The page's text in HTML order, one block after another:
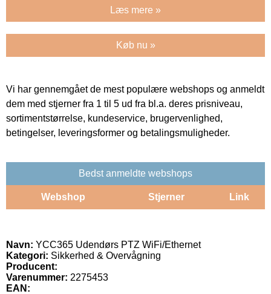
Læs mere »
Køb nu »
Vi har gennemgået de mest populære webshops og anmeldt
dem med stjerner fra 1 til 5 ud fra bl.a. deres prisniveau,
sortimentstørrelse, kundeservice, brugervenlighed,
betingelser, leveringsformer og betalingsmuligheder.
Bedst anmeldte webshops
Webshop Stjerner Link
Navn: YCC365 Udendørs PTZ WiFi/Ethernet
Kategori: Sikkerhed & Overvågning
Producent:
Varenummer: 2275453
EAN: